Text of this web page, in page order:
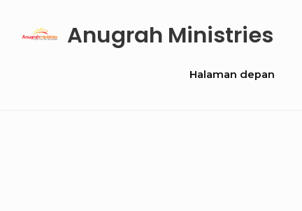
Anugrah Ministries
Site
Halaman depan